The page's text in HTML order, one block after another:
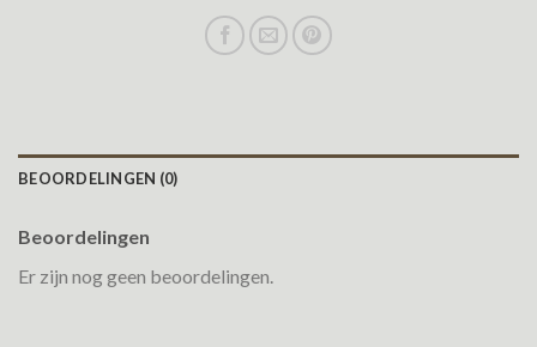
BEOORDELINGEN (0)
Beoordelingen
Er zijn nog geen beoordelingen.